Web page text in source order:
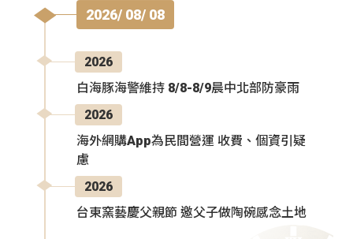
2026/ 08/ 08
2026
白海豚海警維持 8/8-8/9晨中北部防豪雨
2026
海外網購App為民間營運 收費、個資引疑
慮
2026
台東窯藝慶父親節 邀父子做陶碗感念土地